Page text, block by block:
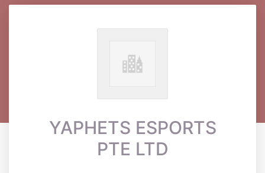
YAPHETS ESPORTS
PTE LTD